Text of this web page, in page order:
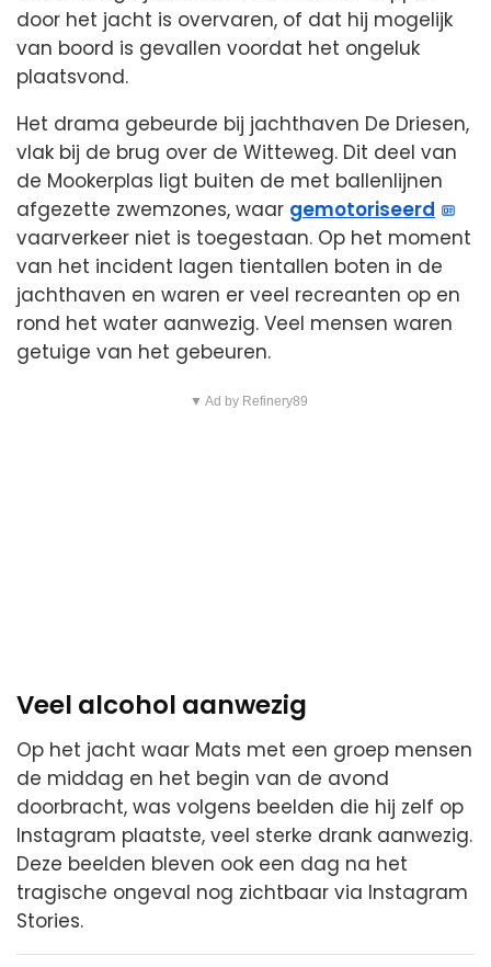
door het jacht is overvaren, of dat hij mogelijk
van boord is gevallen voordat het ongeluk
plaatsvond.
Het drama gebeurde bij jachthaven De Driesen,
vlak bij de brug over de Witteweg. Dit deel van
de Mookerplas ligt buiten de met ballenlijnen
afgezette zwemzones, waar gemotoriseerd
vaarverkeer niet is toegestaan. Op het moment
van het incident lagen tientallen boten in de
jachthaven en waren er veel recreanten op en
rond het water aanwezig. Veel mensen waren
getuige van het gebeuren.
▼ Ad by Refinery89
Veel alcohol aanwezig
Op het jacht waar Mats met een groep mensen
de middag en het begin van de avond
doorbracht, was volgens beelden die hij zelf op
Instagram plaatste, veel sterke drank aanwezig.
Deze beelden bleven ook een dag na het
tragische ongeval nog zichtbaar via Instagram
Stories.